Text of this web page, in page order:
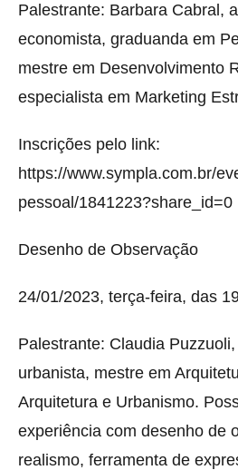
Palestrante: Barbara Cabral,
economista, graduanda em
mestre em Desenvolvimento
especialista em Marketing
Inscrições pelo link:
https://www.sympla.com.br/
pessoal/1841223?share_id=0
Desenho de Observação
24/01/2023, terça-feira, das
Palestrante: Claudia
urbanista, mestre em
Arquitetura e Urbanismo.
experiência com desenho de
realismo, ferramenta de